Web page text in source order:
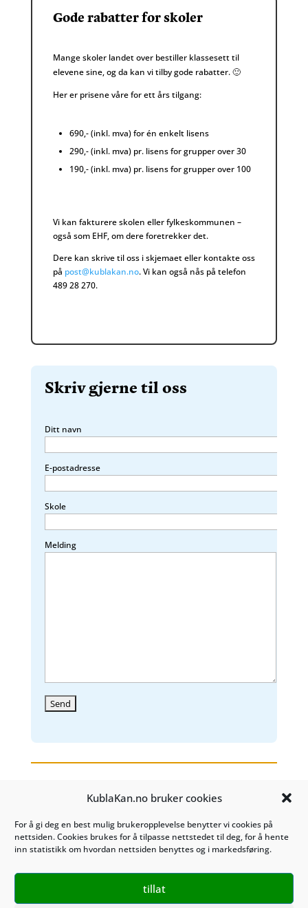
KublaKan.no bruker cookies
For å gi deg en best mulig brukeropplevelse benytter vi cookies på
nettsiden. Cookies brukes for å tilpasse nettstedet til deg, for å hente
inn statistikk om hvordan nettsiden benyttes og i markedsføring.
tillat
Gode rabatter for skoler
Mange skoler landet over bestiller klassesett til
elevene sine, og da kan vi tilby gode rabatter. 🙂
Her er prisene våre for ett års tilgang:
690,- (inkl. mva) for én enkelt lisens
290,- (inkl. mva) pr. lisens for grupper over 30
190,- (inkl. mva) pr. lisens for grupper over 100
Vi kan fakturere skolen eller fylkeskommunen –
også som EHF, om dere foretrekker det.
Dere kan skrive til oss i skjemaet eller kontakte oss
på post@kublakan.no. Vi kan også nås på telefon
489 28 270.
Skriv gjerne til oss
Ditt navn
E-postadresse
Skole
Melding
Kontakt oss påpost@kublakan.no
Tosletta 10
1453 Bjørnemyr